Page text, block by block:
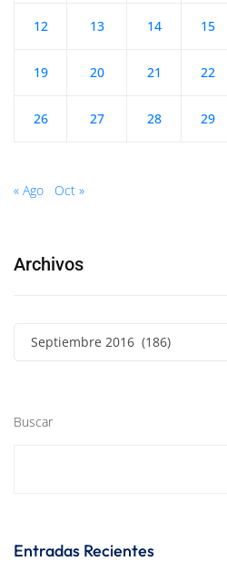
12 13 14 15
19 20 21 22
26 27 28 29
« Ago Oct »
Archivos
Septiembre 2016 (186)
Buscar
Entradas Recientes